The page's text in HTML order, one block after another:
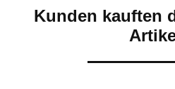
Kunden kauften